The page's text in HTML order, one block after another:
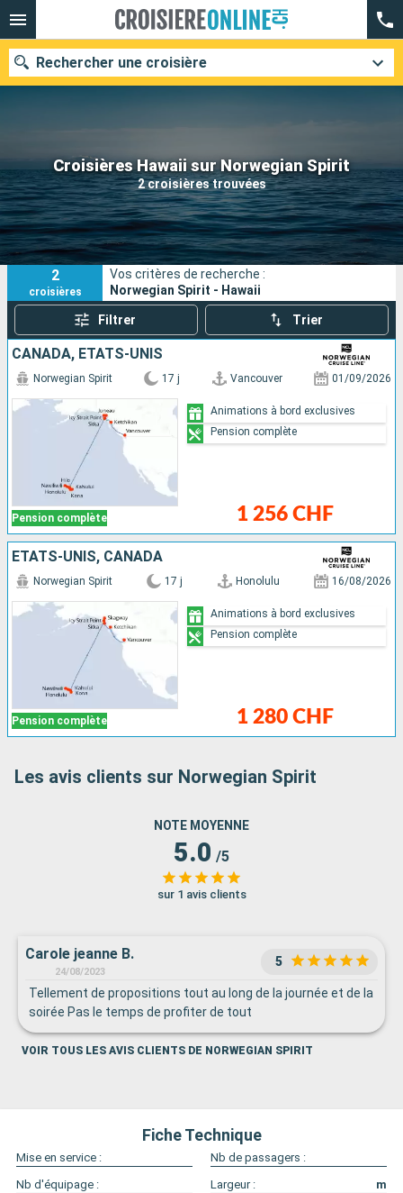
Croisières Hawaii sur Norwegian Spirit
2 croisières trouvées
Rechercher une croisière
Nos destinations
Mois de départ
Ports Compagnies
Rechercher
2
croisières
Vos critères de recherche :
Norwegian Spirit - Hawaii
Filtrer Trier
CANADA, ÉTATS-UNIS
Pension complète
Norwegian Spirit 17 j Vancouver 01/09/2026
1 256 CHF
Animations à bord exclusives
Pension complète
ÉTATS-UNIS, CANADA
Pension complète
Norwegian Spirit 17 j Honolulu 16/08/2026
1 280 CHF
Animations à bord exclusives
Pension complète
Les avis clients sur Norwegian Spirit
NOTE MOYENNE
5.0 /5
sur 1 avis clients
Carole jeanne B.
24/08/2023
5
Tellement de propositions tout au long de la journée et de la
soirée Pas le temps de profiter de tout
VOIR TOUS LES AVIS CLIENTS DE NORWEGIAN SPIRIT
Fiche Technique
Mise en service :
Nb de passagers :
Nb d'équipage :
Largeur :
m